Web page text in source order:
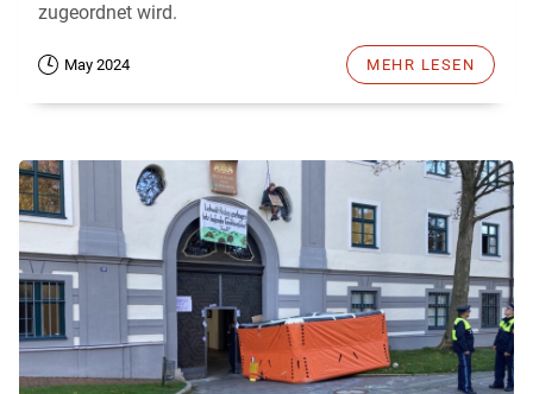
zugeordnet wird.
May 2024 MEHR LESEN